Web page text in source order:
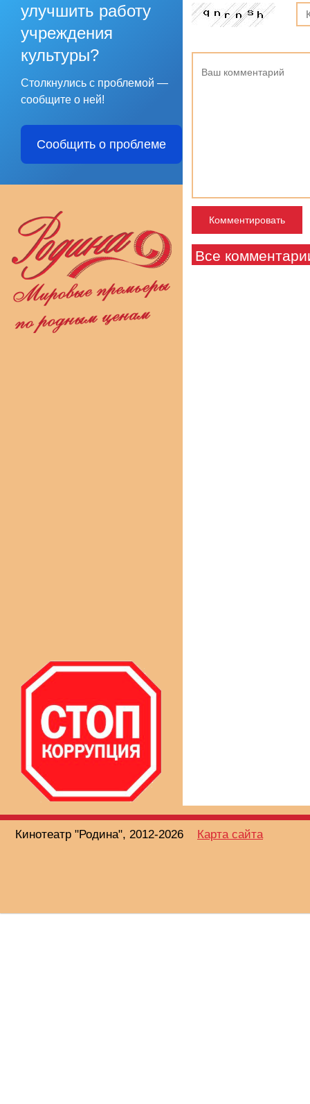
улучшить работу
учреждения
культуры?
Столкнулись с проблемой —
сообщите о ней!
Сообщить о проблеме
Все
Кинотеатр "Родина", 2012-2026 Карта сайта